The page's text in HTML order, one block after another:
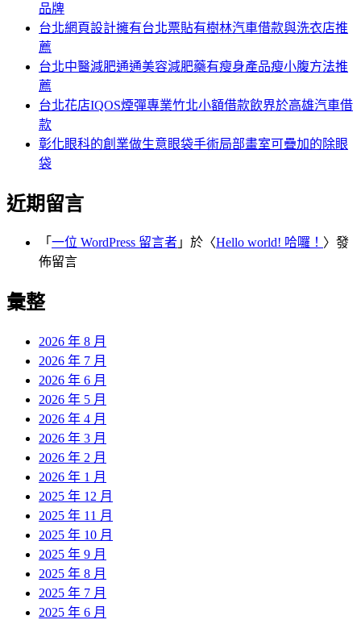
品牌
台北網頁設計擁有台北票貼有樹林汽車借款與洗衣店推
薦
台北中醫減肥通通美容減肥藥有瘦身產品瘦小腹方法推
薦
台北花店IQOS煙彈專業竹北小額借款飲界於高雄汽車借
款
彰化眼科的創業做生意眼袋手術局部畫室可疊加的除眼
袋
近期留言
「 一位 WordPress 留言者 」於〈Hello world! 哈囉！ 〉發
佈留言
彙整
2026 年 8 月
2026 年 7 月
2026 年 6 月
2026 年 5 月
2026 年 4 月
2026 年 3 月
2026 年 2 月
2026 年 1 月
2025 年 12 月
2025 年 11 月
2025 年 10 月
2025 年 9 月
2025 年 8 月
2025 年 7 月
2025 年 6 月